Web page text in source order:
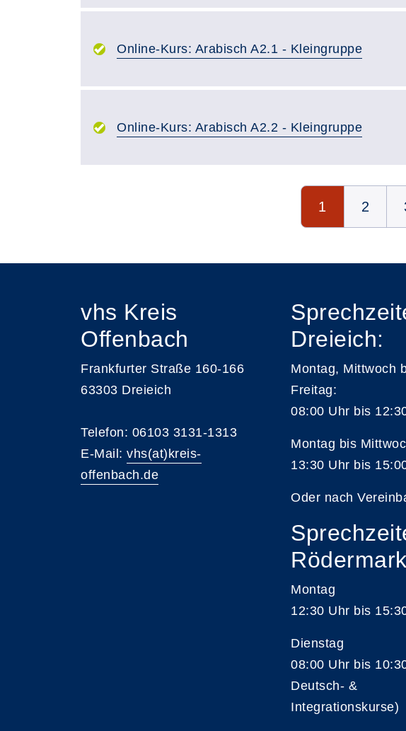
Online-Kurs: Arabisch A2.1 - Kleingruppe
Online-Kurs: Arabisch A2.2 - Kleingruppe
1 2
vhs Kreis
Offenbach
Frankfurter Straße 160-166
63303 Dreieich
Telefon: 06103 3131-1313
E-Mail: vhs(at)kreis-
offenbach.de
Dreieich:
Montag, Mittwoch
Freitag:
08:00 Uhr bis
Montag bis
13:30 Uhr bis
Oder nach
Montag
12:30 Uhr bis
Dienstag
08:00 Uhr bis
Deutsch- &
Integrationskurse)